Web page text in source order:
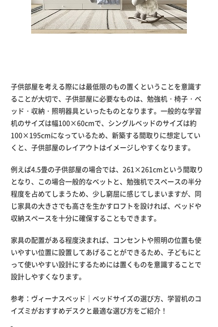
子供部屋を考える際には最低限のもの置くということを意識す
ることが大切で、子供部屋に必要なものは、勉強机・椅子・ベ
ッド・収納・照明器具といったものとなります。一般的な学習
机のサイズは幅100×60cmで、シングルベッドのサイズは約
100×195cmになっているため、新築する間取りに想定してい
くと、子供部屋のレイアウトはイメージしやすくなります。
例えば4.5畳の子供部屋の場合では、261×261cmという間取り
となり、この場合一般的なベットと、勉強机でスペースの半分
程度を占めてしまうため、少し窮屈に感じてしまいますが、同
じ家具の大きさでも高さを生かすロフトを設ければ、ベッドや
収納スペースを十分に確保することもできます。
家具の配置がある程度決まれば、コンセントや照明の位置も使
いやすい位置に設置してあげることができるため、子どもにと
って使いやすい設計にするためには置くものを意識することで
設計しやすくなります。
参考： ヴィーナスベッド｜ベッドサイズの選び方、 学習机のコ
イズミがおすすめデスクと最適な選び方をご紹介！